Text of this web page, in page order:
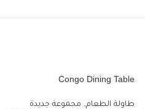
Congo Dining Table
طاولة الطعام
مجموعة جديدة